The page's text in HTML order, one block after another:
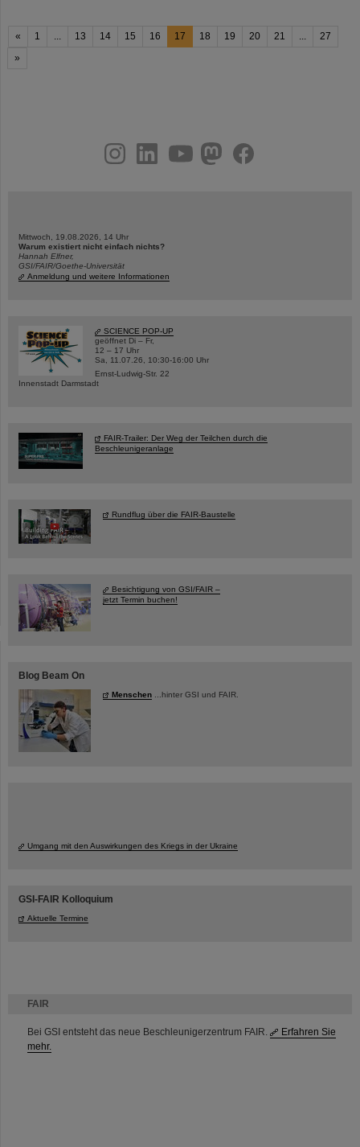
FAIR
Bei GSI entsteht das neue Beschleunigerzentrum FAIR.
Erfahren Sie
mehr.
« 1 13 14 15 16 17 18 19 20 21
27
»
youtubehelmholtz.socialfacebook
Mittwoch, 19.08.2026, 14 Uhr
Warum existiert nicht einfach nichts?
Hannah Elfner,
GSI/FAIR/Goethe-Universität
Anmeldung und weitere Informationen
SCIENCE POP-UP
geöffnet Di – Fr,
12 – 17 Uhr
Sa, 11.07.26, 10:30-16:00 Uhr
Ernst-Ludwig-Str. 22
Innenstadt Darmstadt
FAIR-Trailer: Der Weg der Teilchen durch die
Beschleunigeranlage
Rundflug über die FAIR-Baustelle
Besichtigung von GSI/FAIR –
jetzt Termin buchen!
Blog Beam On
Menschen ...hinter GSI und FAIR.
Umgang mit den Auswirkungen des Kriegs in der Ukraine
GSI-FAIR Kolloquium
Aktuelle Termine